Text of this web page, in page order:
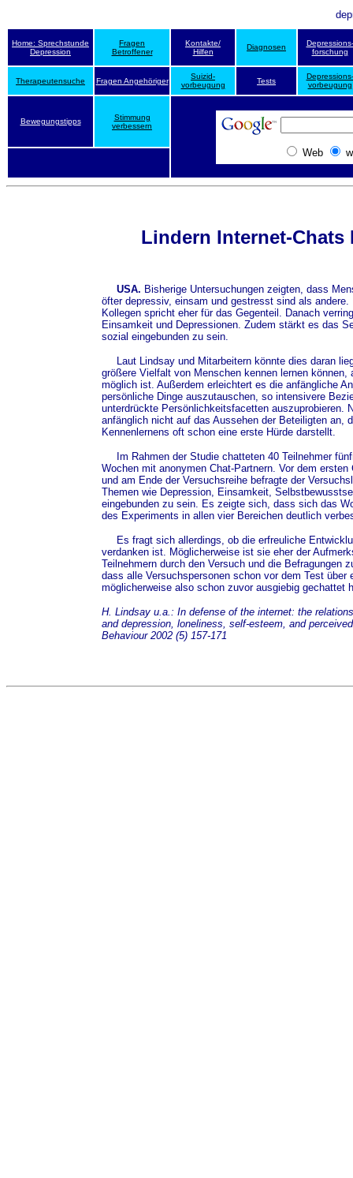
Home: Sprechstunde
Depression
Fragen
Betroffener
Kontakte/
Hilfen
Diagnosen
Depressions-
forschung
Therapeutensuche Fragen Angehöriger
Suizid-
vorbeugung
Tests
Depressions-
vorbeugung
Bewegungstipps
Stimmung
verbessern
Web
Lindern Internet-Chats
USA. Bisherige Untersuchungen zeigten, dass
öfter depressiv, einsam und gestresst sind als
Kollegen spricht eher für das Gegenteil. Danach
Einsamkeit und Depressionen. Zudem stärkt es das
sozial eingebunden zu sein.
Laut Lindsay und Mitarbeitern könnte dies daran
größere Vielfalt von Menschen kennen lernen
möglich ist. Außerdem erleichtert es die anfängliche
persönliche Dinge auszutauschen, so intensivere
unterdrückte Persönlichkeitsfacetten auszuprobieren.
anfänglich nicht auf das Aussehen der Beteiligten an,
Kennenlernens oft schon eine erste Hürde darstellt.
Im Rahmen der Studie chatteten 40 Teilnehmer
Wochen mit anonymen Chat-Partnern. Vor dem
und am Ende der Versuchsreihe befragte der
Themen wie Depression, Einsamkeit,
eingebunden zu sein. Es zeigte sich, dass sich das
des Experiments in allen vier Bereichen deutlich
Es fragt sich allerdings, ob die erfreuliche
verdanken ist. Möglicherweise ist sie eher der
Teilnehmern durch den Versuch und die Befragungen
dass alle Versuchspersonen schon vor dem Test
möglicherweise also schon zuvor ausgiebig gechattet
H. Lindsay u.a.: In defense of the internet: the
and depression, loneliness, self-esteem, and
Behaviour 2002 (5) 157-171